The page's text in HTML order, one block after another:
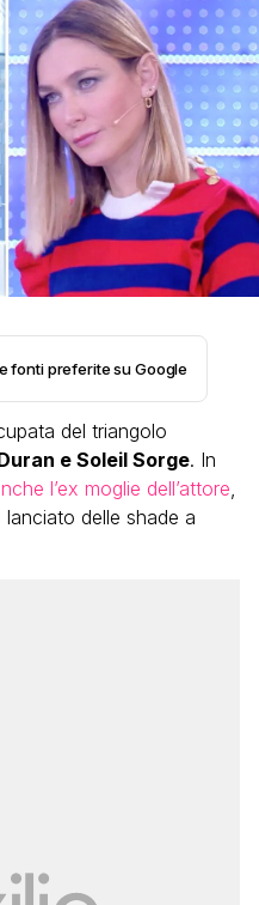
fonti preferite su Google
del triangolo
e Soleil Sorge. In
l’ex moglie dell’attore,
lanciato delle shade a